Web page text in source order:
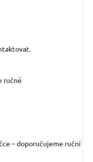
ručně
– doporučujeme ruční